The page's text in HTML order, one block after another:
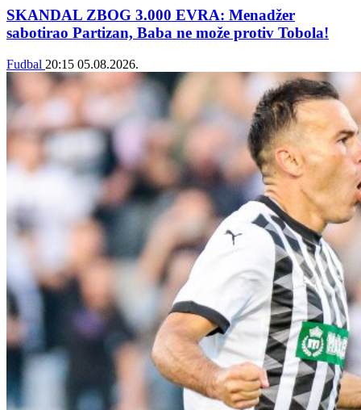
SKANDAL ZBOG 3.000 EVRA: Menadžer
sabotirao Partizan, Baba ne može protiv Tobola!
Fudbal 20:15 05.08.2026.